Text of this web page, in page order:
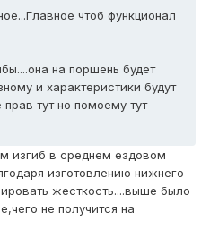
чтоб функционал
на поршень будет
и характеристики будут
тут но помоему тут
изгиб в среднем ездовом
изготовлению нижнего
жесткость....выше было
не получится на